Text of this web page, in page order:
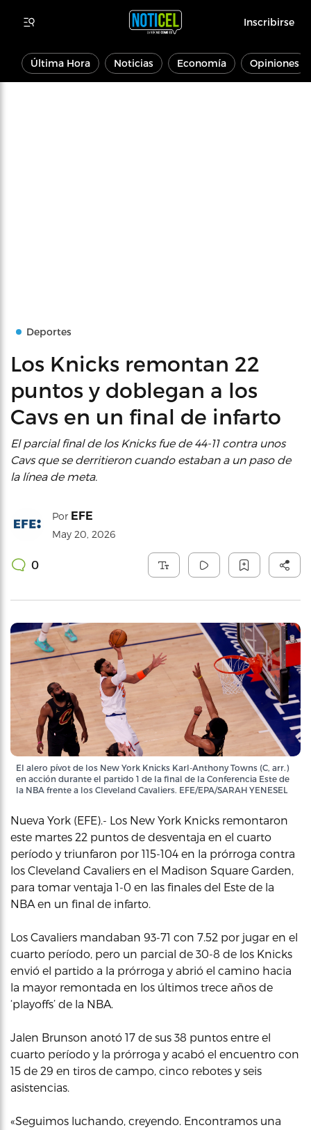
Inscribirse
Última Hora Noticias Economía Opiniones
Deportes
Los Knicks remontan 22
puntos y doblegan a los
Cavs en un final de infarto
El parcial final de los Knicks fue de 44-11 contra unos
Cavs que se derritieron cuando estaban a un paso de
la línea de meta.
Por EFE
May 20, 2026
0
El alero pívot de los New York Knicks Karl-Anthony Towns (C, arr.)
en acción durante el partido 1 de la final de la Conferencia Este de
la NBA frente a los Cleveland Cavaliers. EFE/EPA/SARAH YENESEL
Nueva York (EFE).- Los New York Knicks remontaron
este martes 22 puntos de desventaja en el cuarto
período y triunfaron por 115-104 en la prórroga contra
los Cleveland Cavaliers en el Madison Square Garden,
para tomar ventaja 1-0 en las finales del Este de la
NBA en un final de infarto.
Los Cavaliers mandaban 93-71 con 7.52 por jugar en el
cuarto período, pero un parcial de 30-8 de los Knicks
envió el partido a la prórroga y abrió el camino hacia
la mayor remontada en los últimos trece años de
‘playoffs’ de la NBA.
Jalen Brunson anotó 17 de sus 38 puntos entre el
cuarto período y la prórroga y acabó el encuentro con
15 de 29 en tiros de campo, cinco rebotes y seis
asistencias.
«Seguimos luchando, creyendo. Encontramos una